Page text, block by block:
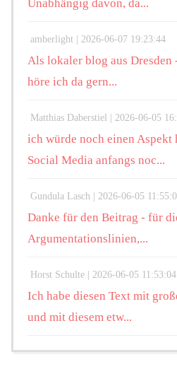
Unabhängig davon, da...
amberlight | 2026-06-07 19:23:44
Als lokaler blog aus Dresden
höre ich da gern...
Matthias Daberstiel | 2026-06-05
ich würde noch einen Aspekt
Social Media anfangs noc...
Gundula Lasch | 2026-06-05
Danke für den Beitrag - für
Argumentationslinien,...
Horst Schulte | 2026-06-05 11:53:04
Ich habe diesen Text mit
und mit diesem etw...